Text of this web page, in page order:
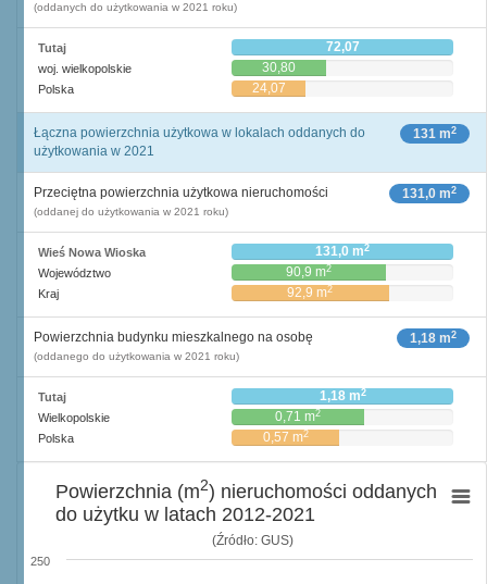
(oddanych do użytkowania w 2021 roku)
Tutaj 72,07
woj. wielkopolskie 30,80
Polska 24,07
131 m2
Łączna powierzchnia użytkowa w lokalach oddanych do
użytkowania w 2021
131,0 m2
Przeciętna powierzchnia użytkowa nieruchomości
(oddanej do użytkowania w 2021 roku)
Wieś Nowa Wioska 131,0 m2
Województwo 90,9 m2
Kraj 92,9 m2
1,18 m2
Powierzchnia budynku mieszkalnego na osobę
(oddanego do użytkowania w 2021 roku)
Tutaj 1,18 m2
Wielkopolskie 0,71 m2
Polska 0,57 m2
(Źródło: GUS)
250
Powierzchnia (m2) nieruchomości oddanych
do użytku w latach 2012-2021